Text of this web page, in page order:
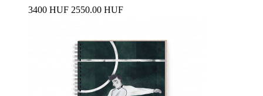
3400 HUF 2550.00 HUF